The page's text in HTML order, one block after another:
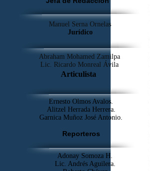
Manuel Serna Ornelas
Jurídico
Abraham Mohamed Zamilpa
Lic. Ricardo Monreal Ávila
Articulista
Ernesto Olmos Avalos.
Alitzel Herrada Herrera.
Garnica Muñoz José Antonio.
Reporteros
Adonay Somoza H.
Lic. Andrés Aguilera.